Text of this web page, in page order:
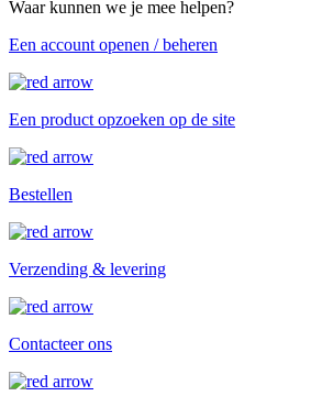
Waar kunnen we je mee helpen?
Een account openen / beheren
Een product opzoeken op de site
Bestellen
Verzending & levering
Contacteer ons